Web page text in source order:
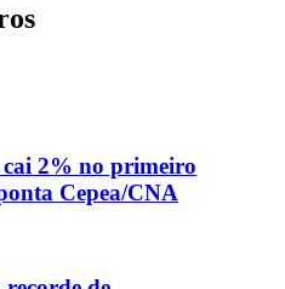
2% no primeiro
Cepea/CNA